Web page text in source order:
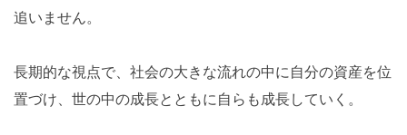
追いません。
長期的な視点で、社会の大きな流れの中に自分の資産を位
置づけ、世の中の成長とともに自らも成長していく。